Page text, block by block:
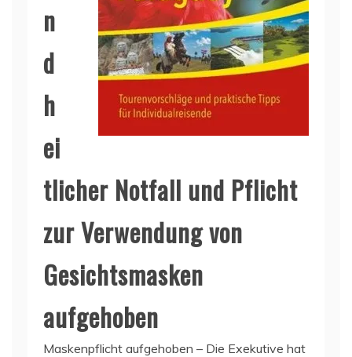
n
d
h
ei
tlicher Notfall und Pflicht
zur Verwendung von
Gesichtsmasken
aufgehoben
Maskenpflicht aufgehoben – Die Exekutive hat